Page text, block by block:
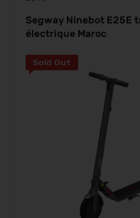
Segway Ninebot E25E
électrique Maroc
Sold Out